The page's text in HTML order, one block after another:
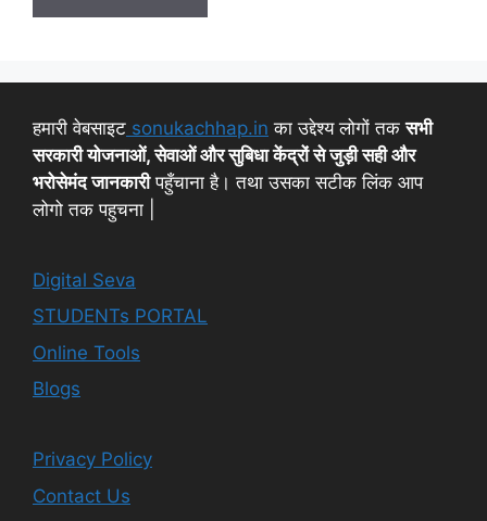
हमारी वेबसाइट sonukachhap.in का उद्देश्य लोगों तकसभी
सरकारी योजनाओं, सेवाओं और सुबिधा केंद्रों से जुड़ी सही और
भरोसेमंद जानकारीपहुँचाना है। तथा उसका सटीक लिंक आप
लोगो तक पहुचना |
Digital Seva
STUDENTs PORTAL
Online Tools
Blogs
Privacy Policy
Contact Us